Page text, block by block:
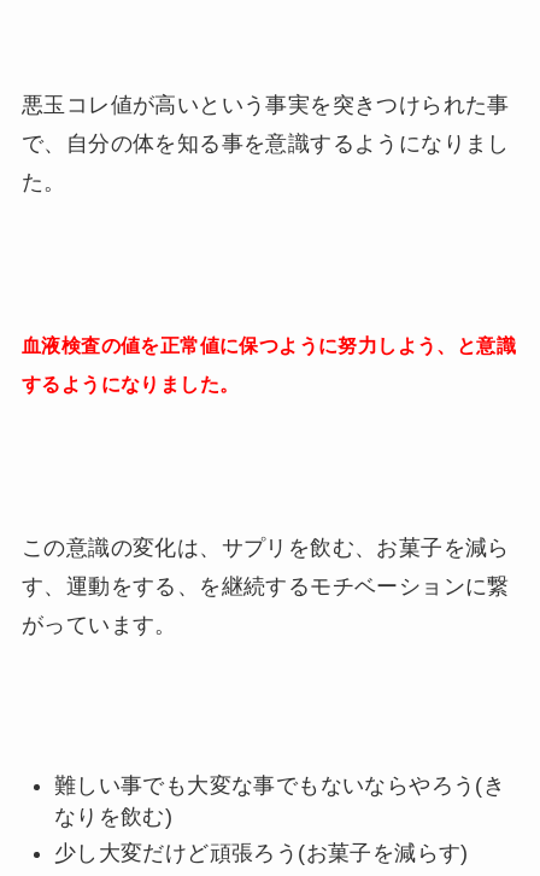
悪玉コレ値が高いという事実を突きつけられた事
で、自分の体を知る事を意識するようになりまし
た。
血液検査の値を正常値に保つように努力しよう、と意識
するようになりました。
この意識の変化は、サプリを飲む、お菓子を減ら
す、運動をする、を継続するモチベーションに繋
がっています。
難しい事でも大変な事でもないならやろう(き
なりを飲む)
少し大変だけど頑張ろう(お菓子を減らす)